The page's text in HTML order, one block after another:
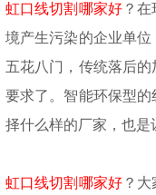
虹口线切割哪家好 ？
境产生污染的企业单
五花八门，传统落后
要求了。智能环保型
择什么样的厂家，也是
虹口线切割哪家好 ？